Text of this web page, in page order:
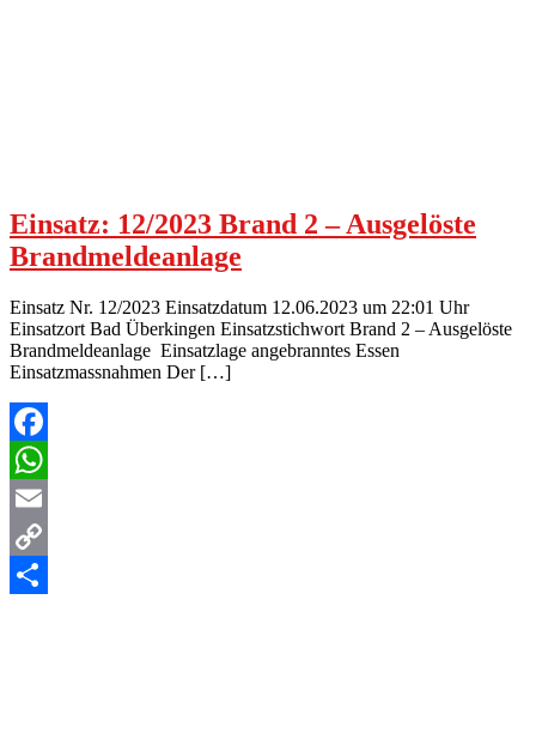
Einsatz: 12/2023 Brand 2 – Ausgelöste
Brandmeldeanlage
Einsatz Nr. 12/2023 Einsatzdatum 12.06.2023 um 22:01 Uhr
Einsatzort Bad Überkingen Einsatzstichwort Brand 2 – Ausgelöste
Brandmeldeanlage Einsatzlage angebranntes Essen
Einsatzmassnahmen Der […]
Facebook
WhatsApp
Email
Copy